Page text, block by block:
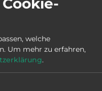
3437718
mescherin.de
m2
welche
Um mehr zu erfahren,
.